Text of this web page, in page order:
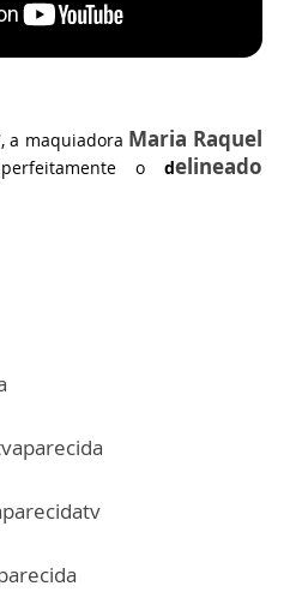
, a maquiadora Maria Raquel
o delineado